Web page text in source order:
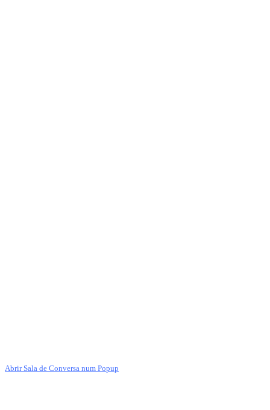
Abrir Sala de Conversa num Popup